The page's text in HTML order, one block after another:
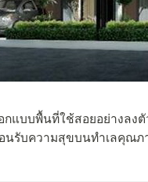
แบบพื้นที่ใช้สอยอย่างลง
นรับความสุขบนทำเลคุณ